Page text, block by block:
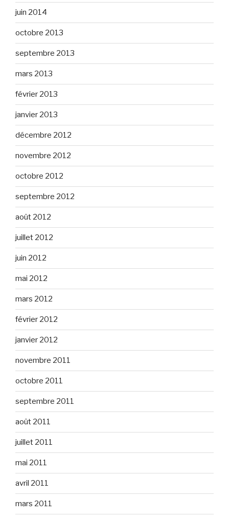
juin 2014
octobre 2013
septembre 2013
mars 2013
février 2013
janvier 2013
décembre 2012
novembre 2012
octobre 2012
septembre 2012
août 2012
juillet 2012
juin 2012
mai 2012
mars 2012
février 2012
janvier 2012
novembre 2011
octobre 2011
septembre 2011
août 2011
juillet 2011
mai 2011
avril 2011
mars 2011